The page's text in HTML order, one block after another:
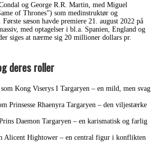
og George R.R. Martin, med Miguel
of Thrones”) som medinstruktør og
sæson havde premiere 21. august 2022 på
med optagelser i bl.a. Spanien, England og
siges at nærme sig 20 millioner dollars pr.
deres roller
Kong Viserys I Targaryen – en mild, men svag
Prinsesse Rhaenyra Targaryen – den viljestærke
Daemon Targaryen – en karismatisk og farlig
Alicent Hightower – en central figur i konflikten